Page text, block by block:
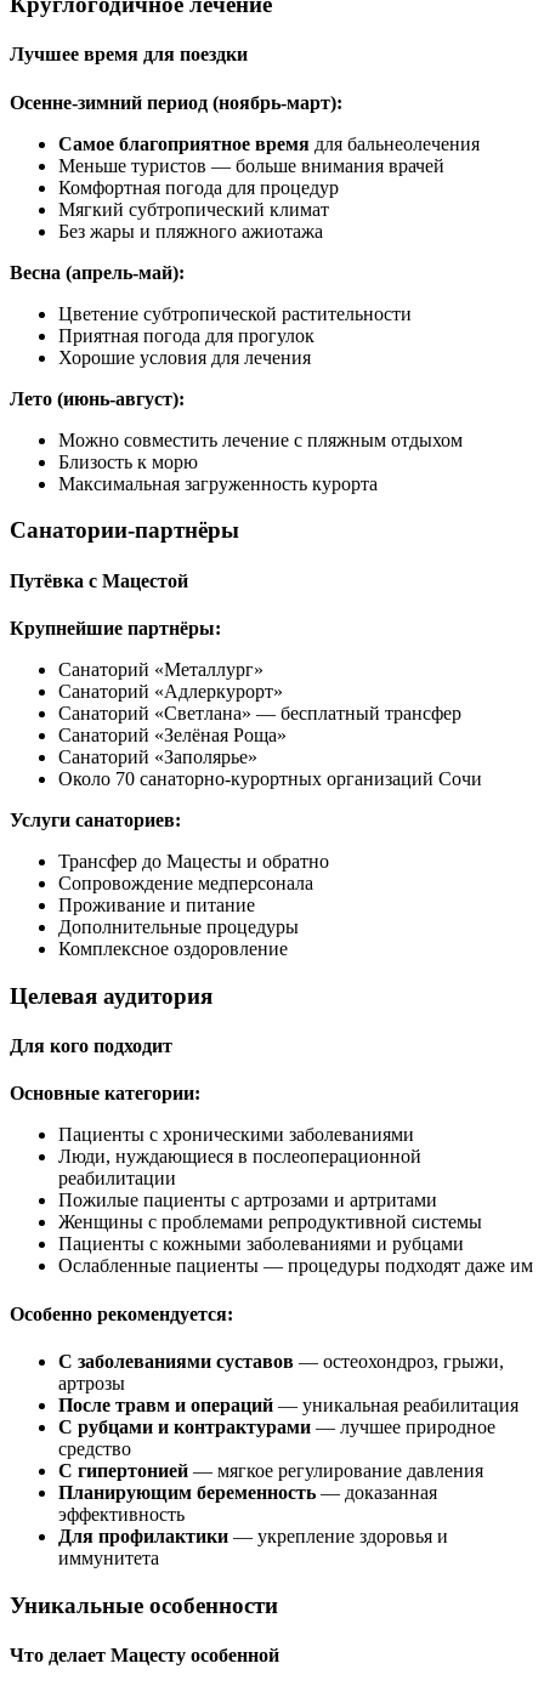
Лучшее время для поездки
Осенне-зимний период (ноябрь-март):
Самое благоприятное время для бальнеолечения
Меньше туристов — больше внимания врачей
Комфортная погода для процедур
Мягкий субтропический климат
Без жары и пляжного ажиотажа
Весна (апрель-май):
Цветение субтропической растительности
Приятная погода для прогулок
Хорошие условия для лечения
Лето (июнь-август):
Можно совместить лечение с пляжным отдыхом
Близость к морю
Максимальная загруженность курорта
Санатории-партнёры
Путёвка с Мацестой
Крупнейшие партнёры:
Санаторий «Металлург»
Санаторий «Адлеркурорт»
Санаторий «Светлана» — бесплатный трансфер
Санаторий «Зелёная Роща»
Санаторий «Заполярье»
Около 70 санаторно-курортных организаций Сочи
Услуги санаториев:
Трансфер до Мацесты и обратно
Сопровождение медперсонала
Проживание и питание
Дополнительные процедуры
Комплексное оздоровление
Целевая аудитория
Для кого подходит
Основные категории:
Пациенты с хроническими заболеваниями
Люди, нуждающиеся в послеоперационной
реабилитации
Пожилые пациенты с артрозами и артритами
Женщины с проблемами репродуктивной системы
Пациенты с кожными заболеваниями и рубцами
Ослабленные пациенты — процедуры подходят даже им
Особенно рекомендуется:
С заболеваниями суставов — остеохондроз, грыжи,
артрозы
После травм и операций — уникальная реабилитация
С рубцами и контрактурами — лучшее природное
средство
С гипертонией — мягкое регулирование давления
Планирующим беременность — доказанная
эффективность
Для профилактики — укрепление здоровья и
иммунитета
Уникальные особенности
Что делает Мацесту особенной